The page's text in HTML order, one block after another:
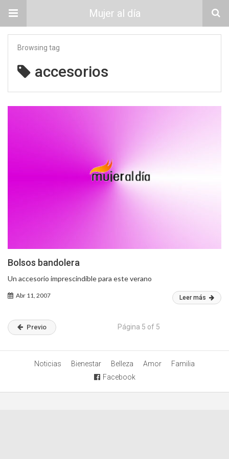
Mujer al día
Browsing tag
accesorios
Bolsos bandolera
Un accesorio imprescindible para este verano
Abr 11, 2007 Leer más
Previo Página 5 of 5
Noticias Bienestar Belleza Amor
Familia
Facebook